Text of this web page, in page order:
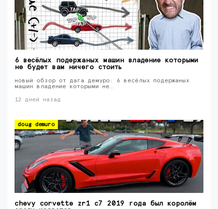
6 весёлых подержаных машин владение которыми
не будет вам ничего стоить
новый обзор от дага демуро: 6 весёлых подержаных
машин владение которыми не…
12 дней назад
doug demuro
chevy corvette zr1 c7 2019 года был королём